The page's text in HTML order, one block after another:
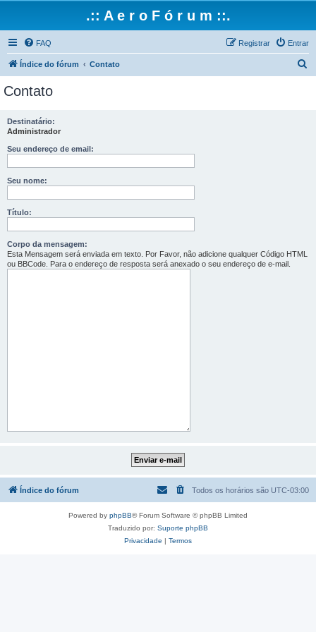
.:: A e r o F ó r u m ::.
FAQ Entrar
Registrar
Índice do fórum Contato
Contato
Destinatário:
Administrador
Seu endereço de email:
Seu nome:
Título:
Corpo da mensagem:
Esta Mensagem será enviada em texto. Por Favor, não adicione qualquer Código HTML
ou BBCode. Para o endereço de resposta será anexado o seu endereço de e-mail.
Índice do fórum Todos os horários são UTC-03:00
Powered by phpBB® Forum Software © phpBB Limited
Traduzido por: Suporte phpBB
Privacidade | Termos